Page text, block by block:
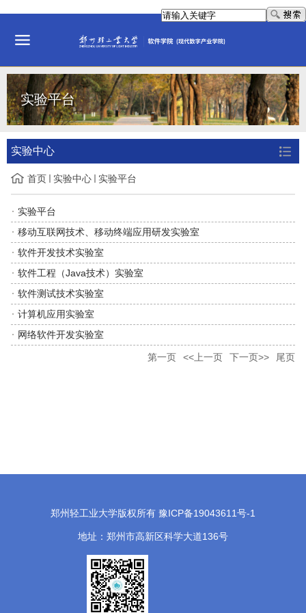
实验平台
实验中心
首页 实验中心 实验平台
实验平台
移动互联网技术、移动终端应用研发实验室
软件开发技术实验室
软件工程（Java技术）实验室
软件测试技术实验室
计算机应用实验室
网络软件开发实验室
第一页 <<上一页 下一页>> 尾页
郑州轻工业大学版权所有 豫ICP备19043611号-1
地址：郑州市高新区科学大道136号